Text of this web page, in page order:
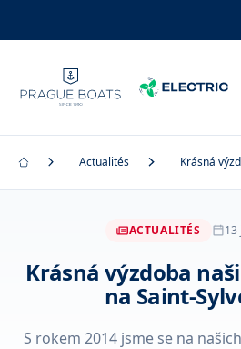
Actualités Krásná
ACTUALITÉS 13
Krásná výzdoba
na Saint-
S rokem 2014 jsme se na